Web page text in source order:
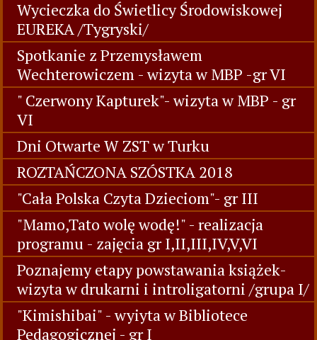
Wycieczka do Świetlicy Środowiskowej
EUREKA /Tygryski/
Spotkanie z Przemysławem
Wechterowiczem - wizyta w MBP -gr VI
" Czerwony Kapturek"- wizyta w MBP - gr
VI
Dni Otwarte W ZST w Turku
ROZTAŃCZONA SZÓSTKA 2018
"Cała Polska Czyta Dzieciom"- gr III
"Mamo,Tato wolę wodę!" - realizacja
programu - zajęcia gr I,II,III,IV,V,VI
Poznajemy etapy powstawania książek-
wizyta w drukarni i introligatorni /grupa I/
"Kimishibai" - wyiyta w Bibliotece
Pedagogicznej - gr I